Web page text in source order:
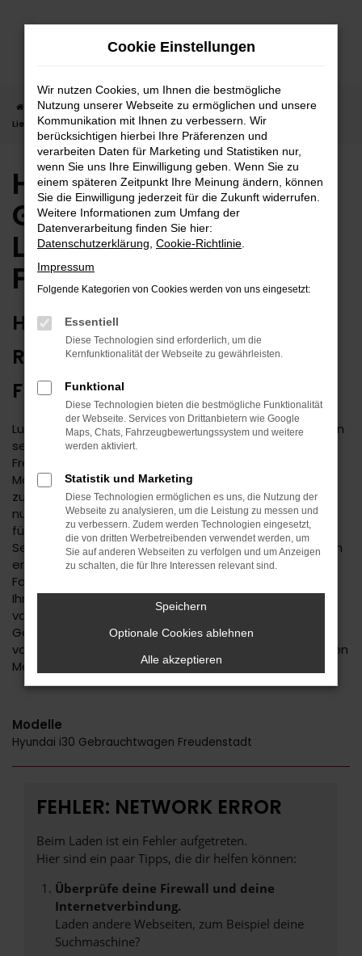
Zum
Startseite Freudenstadt Hyundai
Hyundai Gebrauchtwagen |
Lieferservice nach Freudenstadt
Hyundai
Gebrauchtwagen |
Lieferservice nach
Freudenstadt
HYUNDAI GEBRAUCHTWAGEN:
RUNDUM ZUVERLÄSSIG IN
FREUDENSTADT UNTERWEGS
Lust auf einen Spartipp aus dem Autohaus Daub? Dann
setzen Sie auf einen Hyundai Gebrauchtwagen. Für
Freudenstadt existiert keine günstigere Variante der
Mobilität und Sie dürfen sich auf ein rundum
zuverlässiges Fahrzeug freuen. Wir bieten Ihnen nicht
nur eine große Auswahl an Hyundai Gebrauchtwagen
für Freudenstadt, sondern auch einen umfassenden
Service. Das beginnt mit der Beratung, bei der wir Ihnen
erst einmal genau zuhören. Wir finden heraus, welches
Fahrzeug das passende für Sie ist und unterbreiten
Ihnen auf Basis Ihrer individuellen Vorgaben eine Reihe
von Vorschlägen. Wenn wir uns für einen Hyundai
Gebrauchtwagen entschieden haben, profitieren Sie
von unserer meist großen Auswahl an unterschiedlichen
Modellen.
Modelle
Hyundai i30 Gebrauchtwagen Freudenstadt
FEHLER: NETWORK ERROR
Beim Laden ist ein Fehler aufgetreten.
Hier sind ein paar Tipps, die dir helfen können:
Überprüfe deine Firewall und deine
Internetverbindung.
Laden andere Webseiten, zum Beispiel deine
Suchmaschine?
Cookie Einstellungen
Wir nutzen Cookies, um Ihnen die bestmögliche
Nutzung unserer Webseite zu ermöglichen und unsere
Kommunikation mit Ihnen zu verbessern. Wir
berücksichtigen hierbei Ihre Präferenzen und
verarbeiten Daten für Marketing und Statistiken nur,
wenn Sie uns Ihre Einwilligung geben. Wenn Sie zu
einem späteren Zeitpunkt Ihre Meinung ändern, können
Sie die Einwilligung jederzeit für die Zukunft widerrufen.
Weitere Informationen zum Umfang der
Datenverarbeitung finden Sie hier:
Datenschutzerklärung Cookie-Richtlinie
Impressum
Folgende Kategorien von Cookies werden von uns eingesetzt:
Essentiell
Diese Technologien sind erforderlich, um die
Kernfunktionalität der Webseite zu gewährleisten.
Funktional
Diese Technologien bieten die bestmögliche Funktionalität
der Webseite. Services von Drittanbietern wie Google
Maps, Chats, Fahrzeugbewertungssystem und weitere
werden aktiviert.
Statistik und Marketing
Diese Technologien ermöglichen es uns, die Nutzung der
Webseite zu analysieren, um die Leistung zu messen und
zu verbessern. Zudem werden Technologien eingesetzt,
die von dritten Werbetreibenden verwendet werden, um
Sie auf anderen Webseiten zu verfolgen und um Anzeigen
zu schalten, die für Ihre Interessen relevant sind.
Speichern
Optionale Cookies ablehnen
Alle akzeptieren